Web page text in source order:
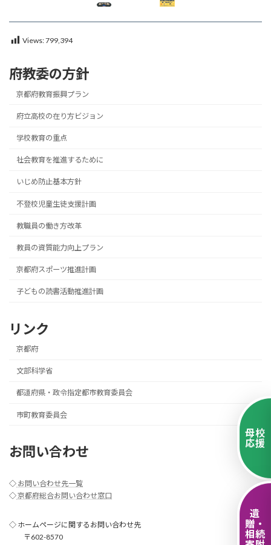
母校
応援
遺
贈・
相続
Views:799,394
府教委の方針
京都府教育振興プラン
府立高校の在り方ビジョン
学校教育の重点
社会教育を推進するために
いじめ防止基本方針
不登校児童生徒支援計画
教職員の働き方改革
教員の資質能力向上プラン
京都府スポーツ推進計画
子どもの読書活動推進計画
リンク
京都府
文部科学省
都道府県・政令指定都市教育委員会
市町教育委員会
お問い合わせ
◇ お問い合わせ先一覧
◇京都府総合お問い合わせ窓口
◇ ホームページに関するお問い合わせ先
〒602-8570